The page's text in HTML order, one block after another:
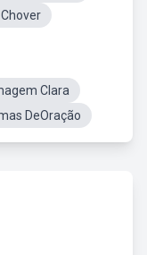
Clara
DeOração